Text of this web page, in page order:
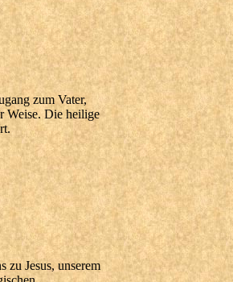
zum Vater,
Weise. Die heilige
zu Jesus, unserem